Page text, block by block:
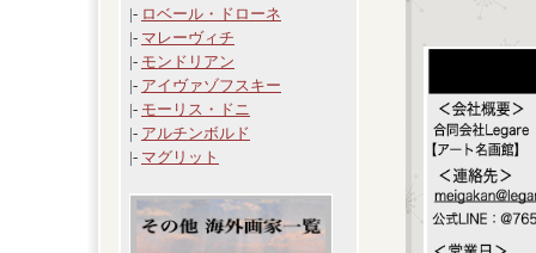
|- ロベール・ドローネ
|- マレーヴィチ
|- モンドリアン
|- アイヴァゾフスキー
|- モーリス・ドニ
|- アルチンボルド
|- マグリット